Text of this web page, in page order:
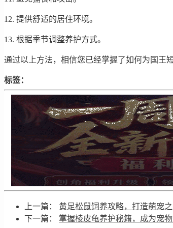
12. 提供舒适的居住环境。
13. 根据季节调整养护方式。
通过以上方法，相信您已经掌握了如何为国王
标签：
上一篇： 黄足松鼠饲养攻略，打造萌宠之
下一篇： 掌握棱皮龟养护秘籍，成为宠